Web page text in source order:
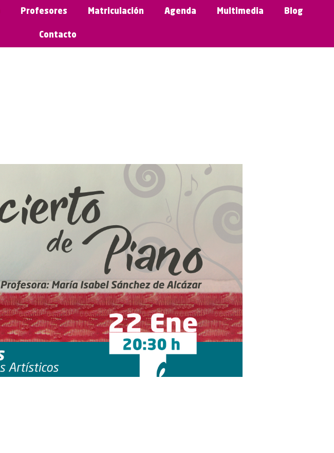
Profesores Matriculación Agenda Multimedia Blog
Contacto